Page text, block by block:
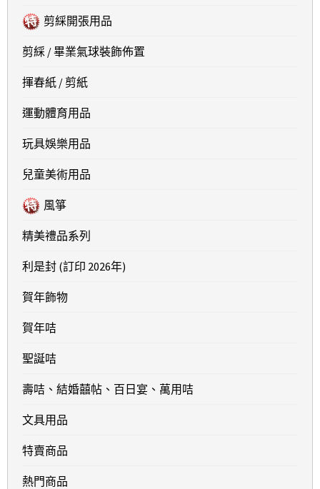
剪綵開張用品
剪綵 / 畢業氣球裝飾佈置
揮春紙 / 剪紙
運動體育用品
玩具娛樂用品
兒童美術用品
風箏
精美禮品系列
利是封 (訂印 2026年)
賀年飾物
賀年咭
聖誕咭
壽咭、結婚囍帖、百日宴、萬用咭
文具用品
特賣商品
熱門商品